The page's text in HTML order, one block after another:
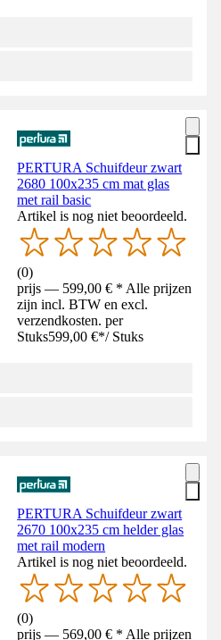
PERTURA Schuifdeur zwart
2680 100x235 cm mat glas
met rail basic
Artikel is nog niet beoordeeld.
(0)
prijs — 599,00 € * Alle prijzen
zijn incl. BTW en excl.
verzendkosten. per
Stuks599,00 €*/ Stuks
PERTURA Schuifdeur zwart
2670 100x235 cm helder glas
met rail modern
Artikel is nog niet beoordeeld.
(0)
prijs — 569,00 € * Alle prijzen